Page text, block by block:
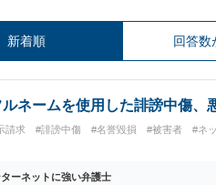
新着順 回答数
ネームを使用した誹謗中傷、
請求 #誹謗中傷 #名誉毀損 #被害者 #ネ
ーネットに強い弁護士